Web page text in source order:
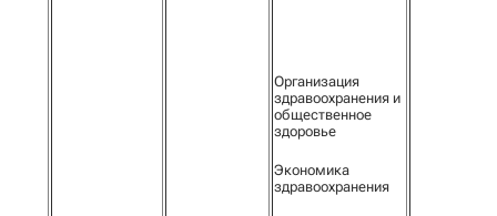
Организация
здравоохранения и
общественное
здоровье
Экономика
здравоохранения